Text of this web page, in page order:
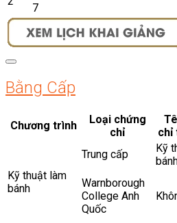
7
Bằng Cấp
Chương trình
Loại chứng
chỉ
chỉ
Kỹ thuật làm
bánh
Trung cấp
Kỹ
Warnborough
College Anh
Quốc